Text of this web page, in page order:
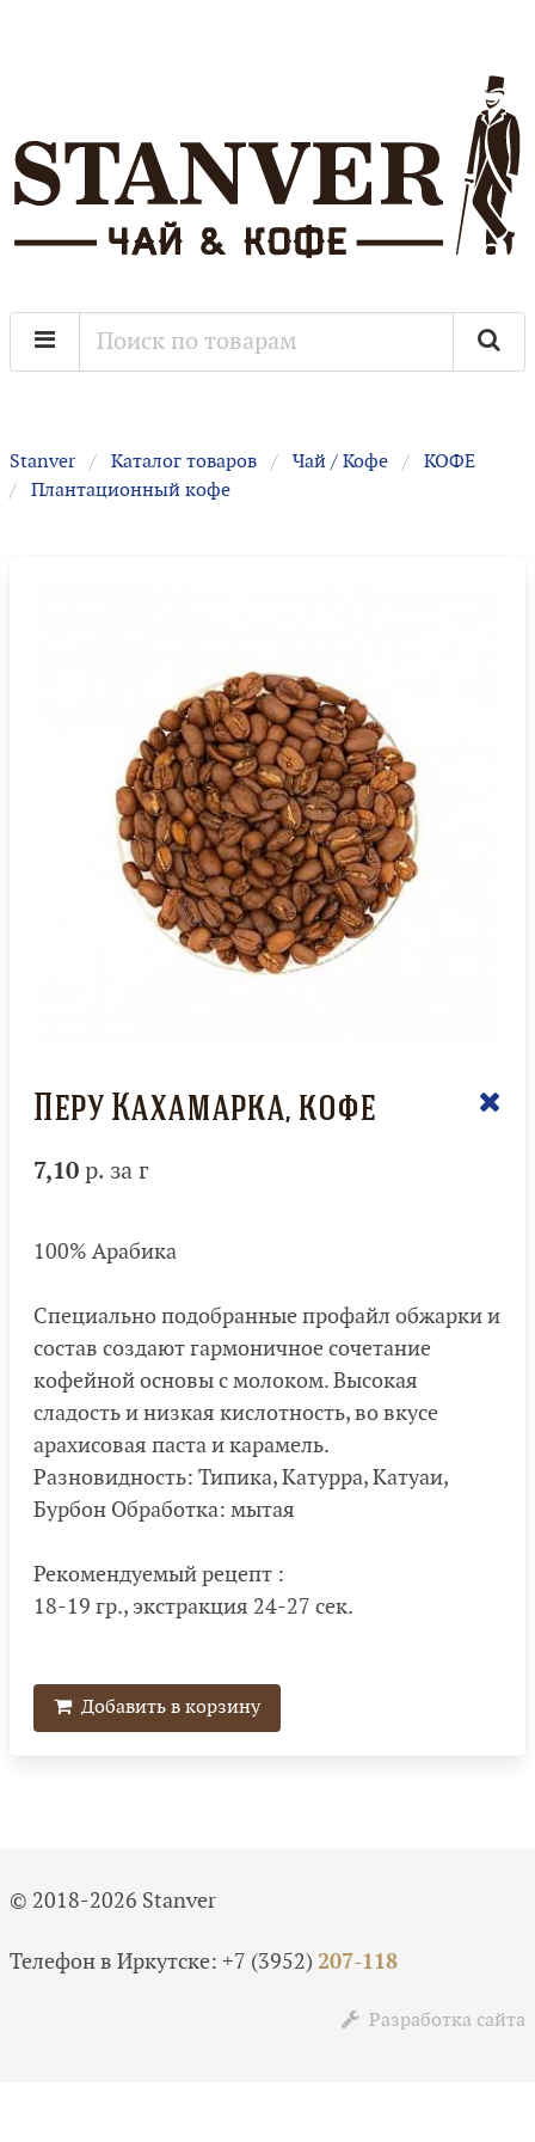
Stanver Каталог товаров Чай / Кофе
КОФЕ
Плантационный кофе
Перу Кахамарка, кофе
7,10 р. за г
100% Арабика
Специально подобранные профайл обжарки и
состав создают гармоничное сочетание
кофейной основы с молоком. Высокая
сладость и низкая кислотность, во вкусе
арахисовая паста и карамель.
Разновидность: Типика, Катурра, Катуаи,
Бурбон Обработка: мытая
Рекомендуемый рецепт :
18-19 гр., экстракция 24-27 сек.
Добавить в корзину
© 2018-2026 Stanver
Телефон в Иркутске: +7 (3952) 207-118
Разработка сайта